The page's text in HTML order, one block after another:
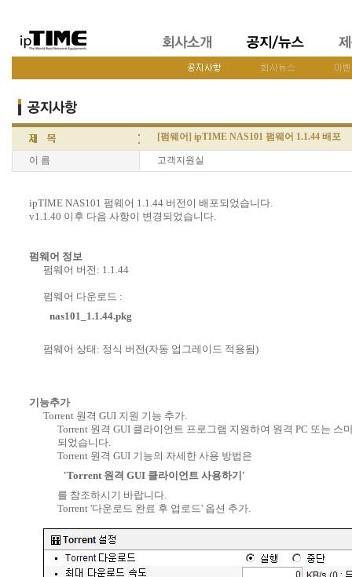
[펌웨어] ipTIME NAS101 펌웨어 1.1.44 배포
이 름 고객지원실
ipTIME NAS101 펌웨어 1.1.44 버전이 배포되었습니다.
v1.1.40 이후 다음 사항이 변경되었습니다.
펌웨어 정보
펌웨어 버전: 1.1.44
펌웨어 다운로드 :
nas101_1.1.44.pkg
펌웨어 상태: 정식 버전(자동 업그레이드 적용됨)
기능추가
Torrent 원격 GUI 지원 기능 추가.
Torrent 원격 GUI 클라이언트 프로그램 지원하여 원격 PC 또는
되었습니다.
Torrent 원격 GUI 기능의 자세한 사용 방법은
'Torrent 원격 GUI 클라이언트 사용하기'
를 참조하시기 바랍니다.
Torrent '다운로드 완료 후 업로드' 옵션 추가.